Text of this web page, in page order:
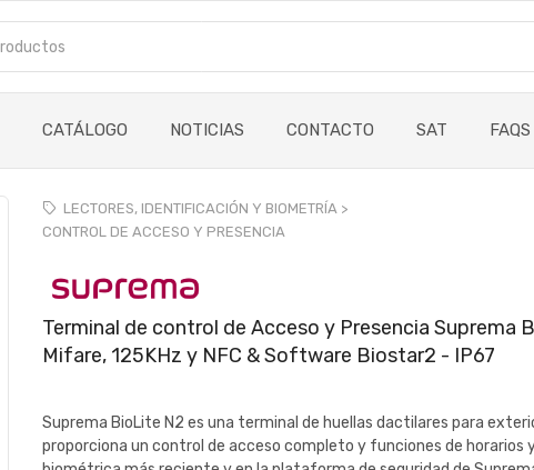
CATÁLOGO NOTICIAS CONTACTO SAT FAQS
LECTORES, IDENTIFICACIÓN Y BIOMETRÍA >
CONTROL DE ACCESO Y PRESENCIA
Terminal de control de Acceso y Presencia Suprema
Mifare, 125KHz y NFC & Software Biostar2 - IP67
Suprema BioLite N2 es una terminal de huellas dactilares para
proporciona un control de acceso completo y funciones de horarios